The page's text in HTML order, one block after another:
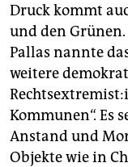
Druck kommt
und den
Pallas nannte
weitere
Kommunen“. Es
Anstand und
Objekte wie in